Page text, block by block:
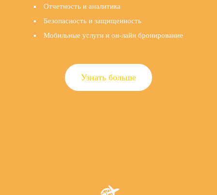
Отчетность и аналитика
Безопасность и защищенность
Мобильные услуги и он-лайн бронирование
Узнать больше